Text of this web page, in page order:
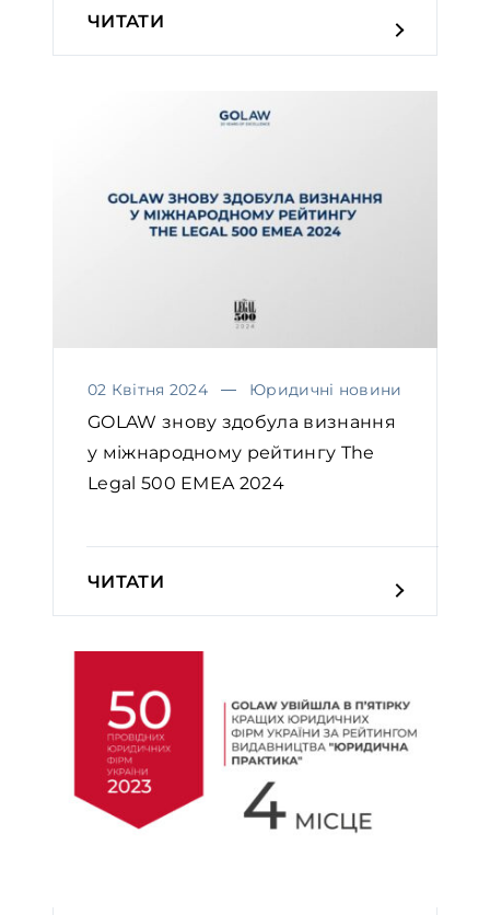
ЧИТАТИ
02 Квітня 2024 Юридичні новини
GOLAW знову здобула визнання
у міжнародному рейтингу The
Legal 500 EMEA 2024
ЧИТАТИ